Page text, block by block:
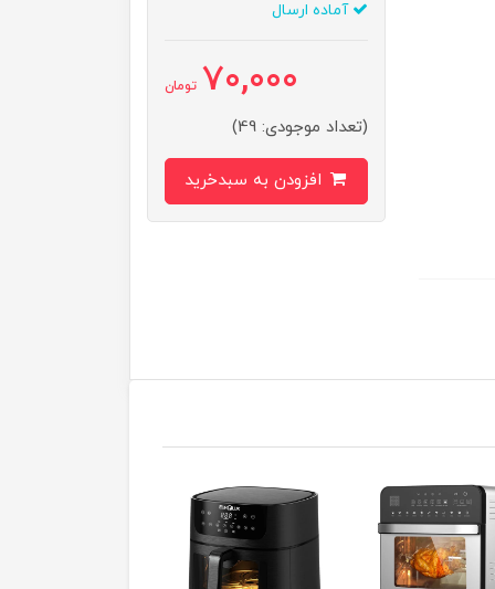
آماده ارسال
70,000 تومان
(تعداد موجودی: 49)